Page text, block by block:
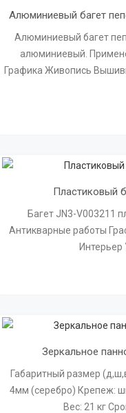
Алюминиевый багет
Алюминиевый багет
алюминиевый.
Графика Живопись
Пластиковый
Багет JN3-V003211
Антикварные работы
Интерьер
Зеркальное
Габаритный размер
4мм (серебро) Крепеж:
Вес: 21 кг